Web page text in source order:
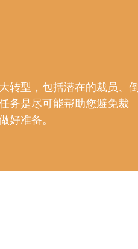
转型，包括潜在的裁员、倒
务是尽可能帮助您避免裁
好准备。